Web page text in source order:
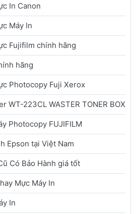
In Canon
Máy In
Fujifilm chính hãng
hãng
Photocopy Fuji Xerox
WT-223CL WASTER TONER BOX
Photocopy FUJIFILM
Epson tại Việt Nam
Có Bảo Hành giá tốt
Mực Máy In
In